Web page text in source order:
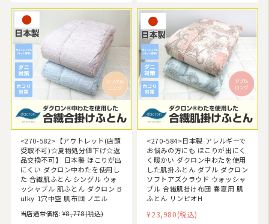
<270-582>【アウトレット(店頭
受取不可)☆夏物処分値下げ☆返
品交換不可】 日本製 ほこりが出
にくい ダクロン中わたを使用し
た 合繊肌ふとん シングル ウォ
ッシャブル 肌ふとん ダクロン B
ulky 1穴中空 肌布団 ノエル
当店通常価格: ¥8,778(税込)
<270-584>日本製 アレルギーで
お悩みの方にも ほこりが出にく
く暖かい ダクロン中わたを使用
した肌掛ふとん ダブル ダクロン
ソフトアズクラウド ウォッシャ
ブル 合繊肌掛け布団 春夏用 肌
ふとん リンピオH
¥23,980(税込)